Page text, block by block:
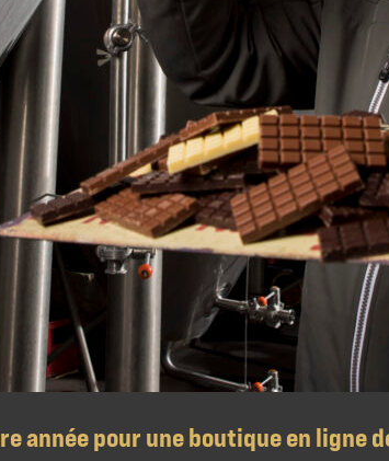
année pour une boutique en ligne